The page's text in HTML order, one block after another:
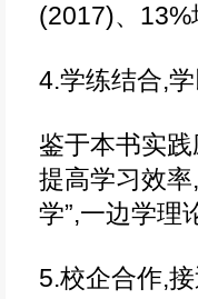
(2017)、
4.学练结合,
鉴于本书实
提高学习效率
学”,一边学理
5.校企合作,